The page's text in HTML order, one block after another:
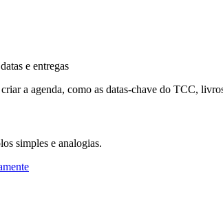
e entregas
a agenda, como as datas-chave do TCC,
simples e analogias.